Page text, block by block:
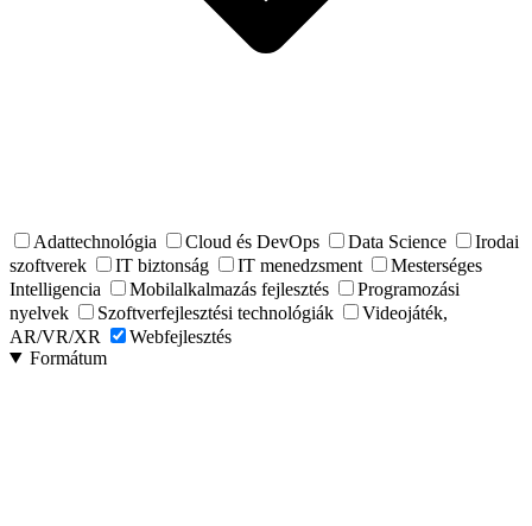
Adattechnológia Cloud és DevOps Data Science
Irodai
szoftverek
IT biztonság IT menedzsment
Mesterséges
Intelligencia
Mobilalkalmazás fejlesztés
Programozási
nyelvek
Szoftverfejlesztési technológiák
Videojáték,
AR/VR/XR
Webfejlesztés
Formátum